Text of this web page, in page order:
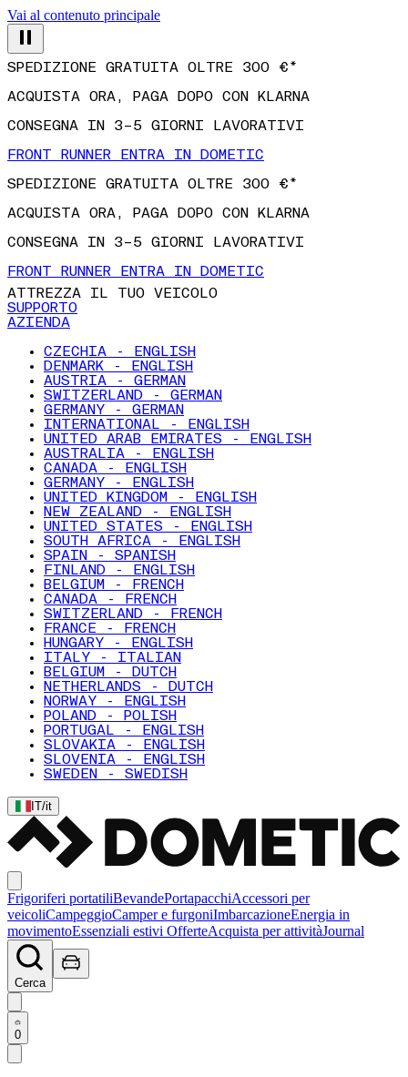
Vai al contenuto principale
ACQUISTA ORA, PAGA DOPO CON KLARNA
CONSEGNA IN 3–5 GIORNI LAVORATIVI
FRONT RUNNER ENTRA IN DOMETIC
SPEDIZIONE GRATUITA OLTRE 300 €*
ACQUISTA ORA, PAGA DOPO CON KLARNA
CONSEGNA IN 3–5 GIORNI LAVORATIVI
FRONT RUNNER ENTRA IN DOMETIC
ATTREZZA IL TUO VEICOLO
SUPPORTO
AZIENDA
CZECHIA - ENGLISH
DENMARK - ENGLISH
AUSTRIA - GERMAN
SWITZERLAND - GERMAN
GERMANY - GERMAN
INTERNATIONAL - ENGLISH
UNITED ARAB EMIRATES - ENGLISH
AUSTRALIA - ENGLISH
CANADA - ENGLISH
GERMANY - ENGLISH
UNITED KINGDOM - ENGLISH
NEW ZEALAND - ENGLISH
UNITED STATES - ENGLISH
SOUTH AFRICA - ENGLISH
SPAIN - SPANISH
FINLAND - ENGLISH
BELGIUM - FRENCH
CANADA - FRENCH
SWITZERLAND - FRENCH
FRANCE - FRENCH
HUNGARY - ENGLISH
ITALY - ITALIAN
BELGIUM - DUTCH
NETHERLANDS - DUTCH
NORWAY - ENGLISH
POLAND - POLISH
PORTUGAL - ENGLISH
SLOVAKIA - ENGLISH
SLOVENIA - ENGLISH
SWEDEN - SWEDISH
IT/it
Frigoriferi portatiliBevandePortapacchiAccessori per
veicoliCampeggioCamper e furgoniImbarcazioneEnergia in
movimentoEssenziali estivi OfferteAcquista per attivitàJournal
Cerca
0